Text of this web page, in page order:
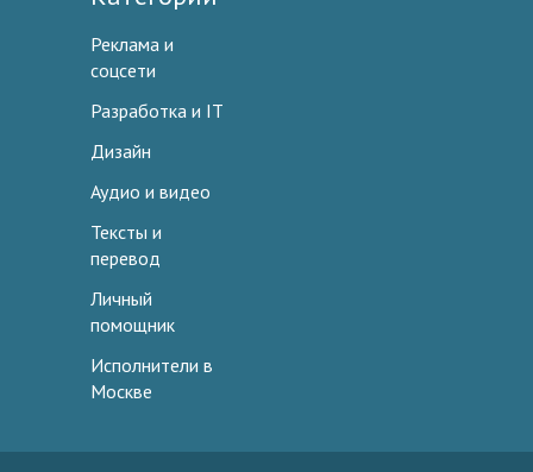
Реклама и
соцсети
Разработка и IT
Дизайн
Аудио и видео
Тексты и
перевод
Личный
помощник
Исполнители в
Москве